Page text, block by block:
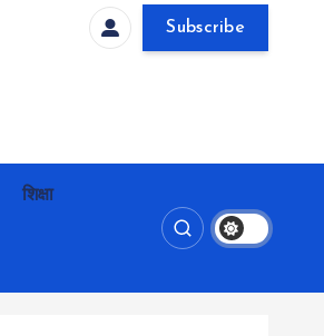
Subscribe
शिक्षा